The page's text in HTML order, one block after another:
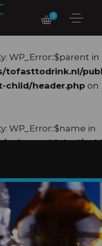
0
WP_Error::$parent in
tofasttodrink.nl/
child/header.php on
WP_Error::$name in
tofasttodrink.nl/